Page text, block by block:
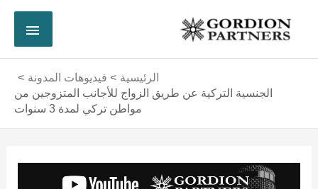
المحتوى
الرئيسية
فيديوهات المدونة
الجنسية التركية عن طريق الزواج للأجانب المتزوجين من
مواطن تركي لمدة 3 سنوات